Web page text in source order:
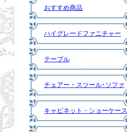
おすすめ商品
ハイグレードファニチャー
テーブル
チェアー・スツール･ソファ
キャビネット・ショーケース